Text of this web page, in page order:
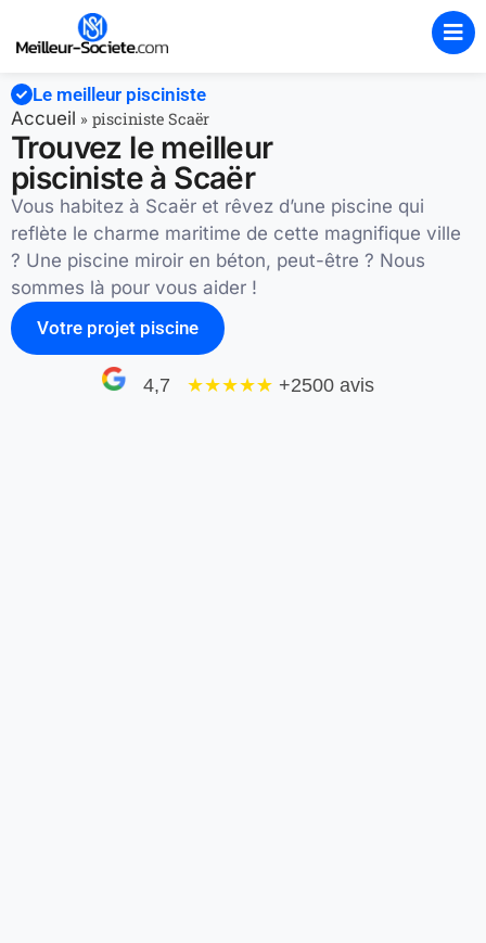
Le meilleur pisciniste
Accueil » pisciniste Scaër
Trouvez le meilleur
pisciniste à Scaër
Vous habitez à Scaër et rêvez d’une piscine qui
reflète le charme maritime de cette magnifique ville
? Une piscine miroir en béton, peut-être ? Nous
sommes là pour vous aider !
Votre projet piscine
4,7 ★★★★★ +2500 avis